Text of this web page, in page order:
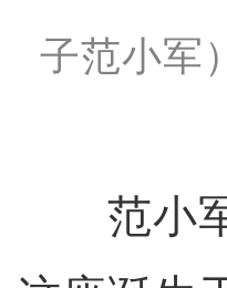
子范小军
范小军